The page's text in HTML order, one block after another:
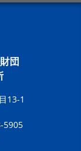
団
13-1
5905